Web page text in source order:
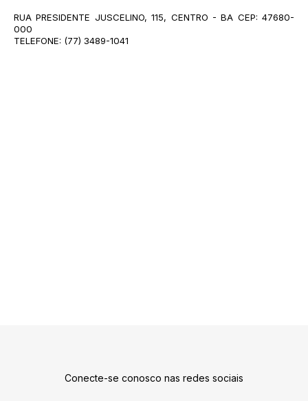
RUA PRESIDENTE JUSCELINO, 115, CENTRO - BA CEP: 47680-
000
TELEFONE: (77) 3489-1041
Conecte-se conosco nas redes sociais